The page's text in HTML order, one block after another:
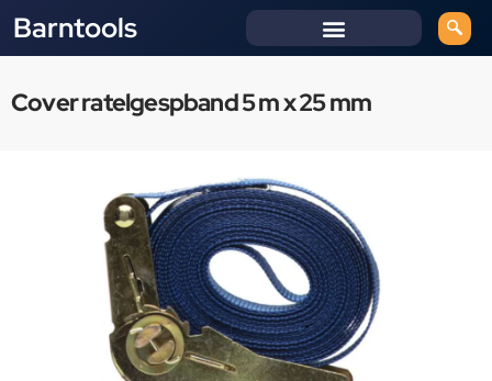
Barntools
Cover ratelgespband 5 m x 25 mm